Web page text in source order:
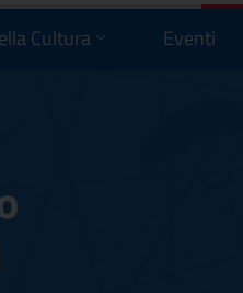
Cultura Eventi